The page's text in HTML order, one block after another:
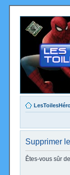
Supprimer
Êtes-vous sûr